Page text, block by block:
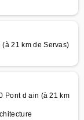
21 km de Servas)
Pont d ain (à 21 km